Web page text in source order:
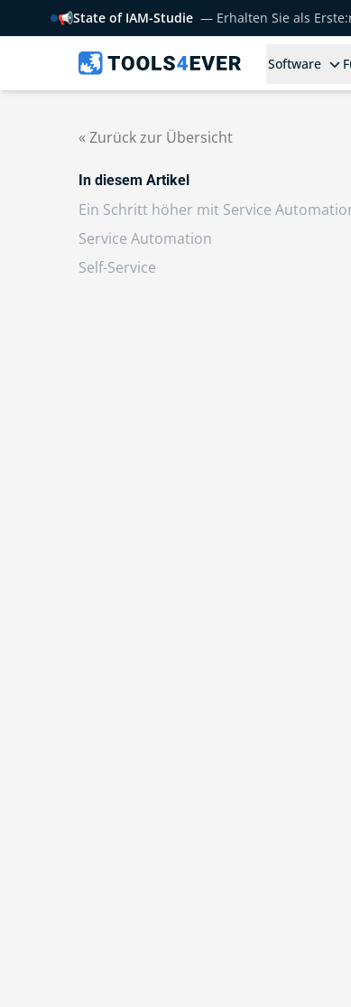
📢State of IAM-Studie — Erhalten Sie als
Software
« Zurück zur Übersicht
In diesem Artikel
Ein Schritt höher mit Service
Service Automation
Self-Service